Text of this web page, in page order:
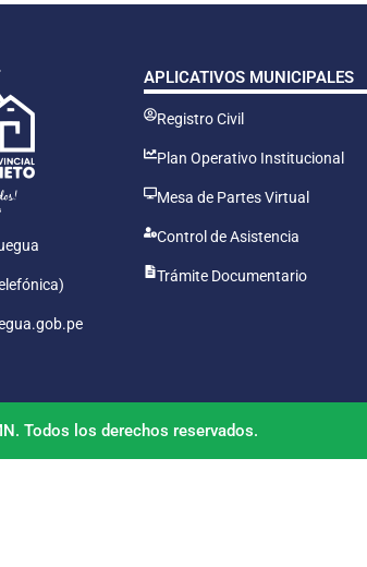
APLICATIVOS MUNICIPALES
Registro Civil
Plan Operativo Institucional
Mesa de Partes Virtual
Control de Asistencia
Trámite Documentario
Todos los derechos reservados.